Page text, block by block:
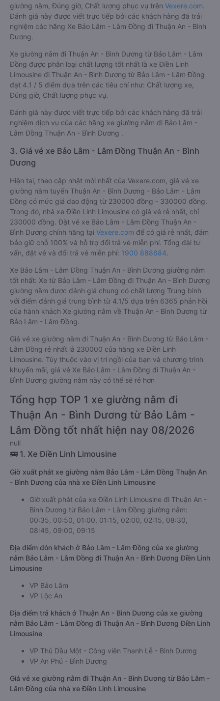
giường nằm, Đúng giờ, Chất lượng phục vụ trên Vexere.com.
Đánh giá này được viết trực tiếp bởi các khách hàng đã trải
nghiệm các hãng Xe Bảo Lâm - Lâm Đồng đi Thuận An - Bình
Dương.
Xe giường nằm đi Thuận An - Bình Dương từ Bảo Lâm - Lâm
Đồng được phân loại chất lượng tốt nhất là xe Điền Linh
Limousine đi Thuận An - Bình Dương từ Bảo Lâm - Lâm Đồng
đạt 4.1 / 5 điểm dựa trên các tiêu chí như: Chất lượng xe,
Đúng giờ, Chất lượng phục vụ.
Đánh giá này được viết trực tiếp bởi các khách hàng đã trải
nghiệm dịch vụ của các hãng xe giường nằm đi Bảo Lâm -
Lâm Đồng Thuận An - Bình Dương .
3. Giá vé xe Bảo Lâm - Lâm Đồng Thuận An - Bình
Dương
Hiện tại, theo cập nhật mới nhất của Vexere.com, giá vé xe
giường nằm tuyến Thuận An - Bình Dương - Bảo Lâm - Lâm
Đồng có mức giá dao động từ 230000 đồng - 330000 đồng.
Trong đó, nhà xe Điền Linh Limousine có giá vé rẻ nhất, chỉ
230000 đồng. Đặt vé xe Bảo Lâm - Lâm Đồng Thuận An -
Bình Dương chính hãng tại Vexere.com để có giá rẻ nhất, đảm
bảo giữ chỗ 100% và hỗ trợ đổi trả vé miễn phí. Tổng đài tư
vấn, đặt vé và đổi trả vé miễn phí: 1900 888684.
Xe Bảo Lâm - Lâm Đồng Thuận An - Bình Dương giường nằm
tốt nhất: Xe từ Bảo Lâm - Lâm Đồng đi Thuận An - Bình Dương
giường nằm được đánh giá chung có chất lượng Trung bình
với điểm đánh giá trung bình từ 4.1/5 dựa trên 6365 phản hồi
của hành khách Xe giường nằm về Thuận An - Bình Dương từ
Bảo Lâm - Lâm Đồng.
Giá vé xe giường nằm đi Thuận An - Bình Dương từ Bảo Lâm -
Lâm Đồng rẻ nhất là 230000 của hãng xe Điền Linh
Limousine. Tùy thuộc vào vị trí ngồi của bạn và chương trình
khuyến mãi, giá vé Xe Bảo Lâm - Lâm Đồng đi Thuận An -
Bình Dương giường nằm này có thể sẽ rẻ hơn
Tổng hợp TOP 1 xe giường nằm đi
Thuận An - Bình Dương từ Bảo Lâm -
Lâm Đồng tốt nhất hiện nay 08/2026
null
🚌 1. Xe Điền Linh Limousine
Giờ xuất phát xe giường nằm Bảo Lâm - Lâm Đồng Thuận An
- Bình Dương của nhà xe Điền Linh Limousine
Giờ xuất phát của xe Điền Linh Limousine đi Thuận An -
Bình Dương từ Bảo Lâm - Lâm Đồng giường nằm:
00:35, 00:50, 01:00, 01:15, 02:00, 02:15, 08:30,
08:45, 09:00, 09:15
Địa điểm đón khách ở Bảo Lâm - Lâm Đồng của xe giường
nằm Bảo Lâm - Lâm Đồng đi Thuận An - Bình Dương Điền Linh
Limousine
VP Bảo Lâm
VP Lộc An
Địa điểm trả khách ở Thuận An - Bình Dương của xe giường
nằm Bảo Lâm - Lâm Đồng đi Thuận An - Bình Dương Điền Linh
Limousine
VP Thủ Dầu Một - Công viên Thanh Lễ - Bình Dương
VP An Phú - Bình Dương
Giá vé xe giường nằm đi Thuận An - Bình Dương từ Bảo Lâm -
Lâm Đồng của nhà xe Điền Linh Limousine